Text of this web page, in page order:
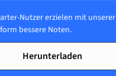
Nutzer erzielen mit unserer
bessere Noten.
Herunterladen